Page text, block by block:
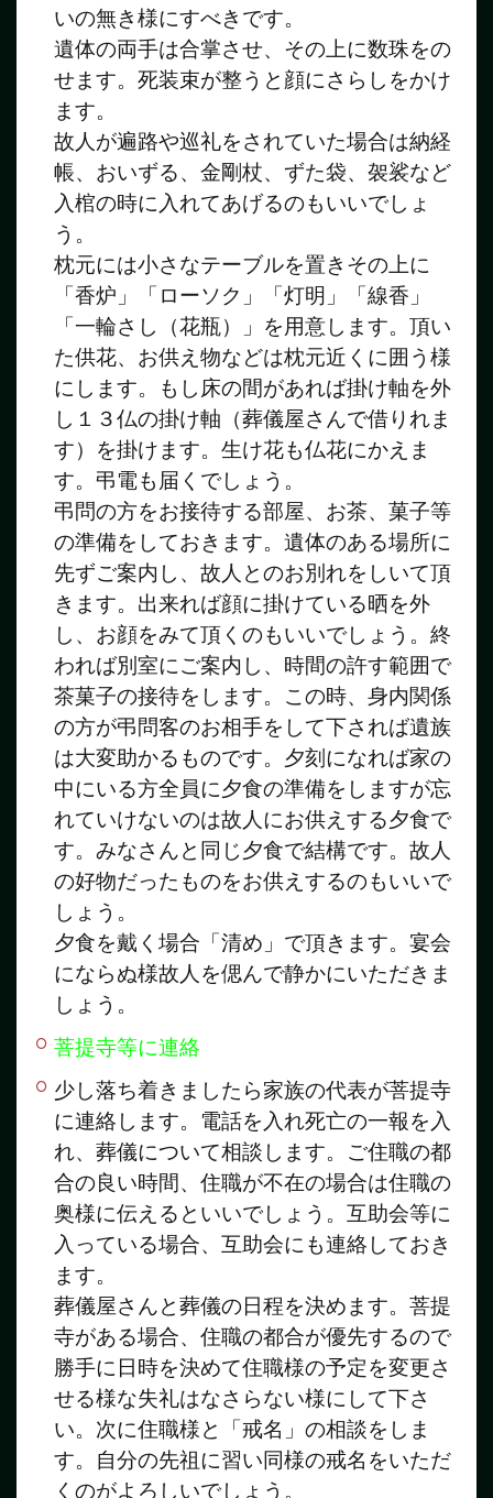
いの無き様にすべきです。
遺体の両手は合掌させ、その上に数珠をの
せます。死装束が整うと顔にさらしをかけ
ます。
故人が遍路や巡礼をされていた場合は納経
帳、おいずる、金剛杖、ずた袋、袈裟など
入棺の時に入れてあげるのもいいでしょ
う。
枕元には小さなテーブルを置きその上に
「香炉」「ローソク」「灯明」「線香」
「一輪さし（花瓶）」を用意します。頂い
た供花、お供え物などは枕元近くに囲う様
にします。もし床の間があれば掛け軸を外
し１３仏の掛け軸（葬儀屋さんで借りれま
す）を掛けます。生け花も仏花にかえま
す。弔電も届くでしょう。
弔問の方をお接待する部屋、お茶、菓子等
の準備をしておきます。遺体のある場所に
先ずご案内し、故人とのお別れをしいて頂
きます。出来れば顔に掛けている晒を外
し、お顔をみて頂くのもいいでしょう。終
われば別室にご案内し、時間の許す範囲で
茶菓子の接待をします。この時、身内関係
の方が弔問客のお相手をして下されば遺族
は大変助かるものです。夕刻になれば家の
中にいる方全員に夕食の準備をしますが忘
れていけないのは故人にお供えする夕食で
す。みなさんと同じ夕食で結構です。故人
の好物だったものをお供えするのもいいで
しょう。
夕食を戴く場合「清め」で頂きます。宴会
にならぬ様故人を偲んで静かにいただきま
しょう。
菩提寺等に連絡
少し落ち着きましたら家族の代表が菩提寺
に連絡します。電話を入れ死亡の一報を入
れ、葬儀について相談します。ご住職の都
合の良い時間、住職が不在の場合は住職の
奥様に伝えるといいでしょう。互助会等に
入っている場合、互助会にも連絡しておき
ます。
葬儀屋さんと葬儀の日程を決めます。菩提
寺がある場合、住職の都合が優先するので
勝手に日時を決めて住職様の予定を変更さ
せる様な失礼はなさらない様にして下さ
い。次に住職様と「戒名」の相談をしま
す。自分の先祖に習い同様の戒名をいただ
くのがよろしいでしょう。